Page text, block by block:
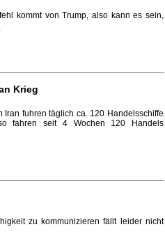
kommt von Trump, also kann es sein,
Krieg
Iran fuhren täglich ca. 120 Handelsschiffe
fahren seit 4 Wochen 120 Handels
zu kommunizieren fällt leider nicht